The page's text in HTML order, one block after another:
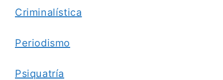
Criminalística
Periodismo
Psiquatría